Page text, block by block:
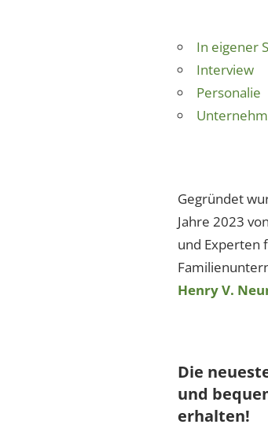
In eigener
Interview
Personalie
Gegründet
Jahre 2023
und Experten
Henry V.
Die
und
erhalten!